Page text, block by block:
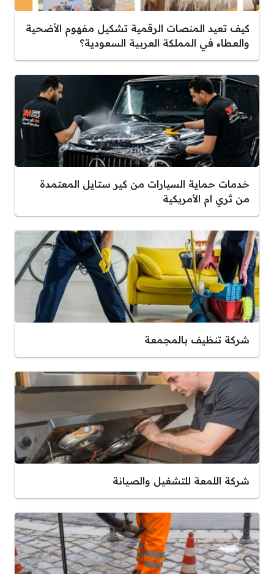
كيف تعيد المنصات الرقمية تشكيل مفهوم الأضحية
والعطاء في المملكة العربية السعودية؟
خدمات حماية السيارات من كير ستايل المعتمدة
من ثري ام الأمريكية
شركة تنظيف بالمجمعة
شركة اللمعة للتشغيل والصيانة